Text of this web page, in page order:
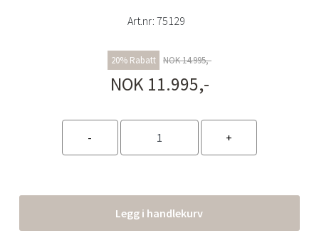
Art.nr: 75129
20% Rabatt NOK 14.995,-
NOK 11.995,-
Legg i handlekurv